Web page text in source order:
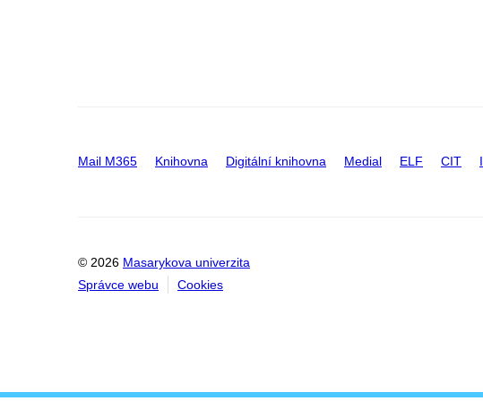
Mail M365 Knihovna Digitální knihovna Medial ELF CIT
© 2026 Masarykova univerzita
Správce webu
Cookies